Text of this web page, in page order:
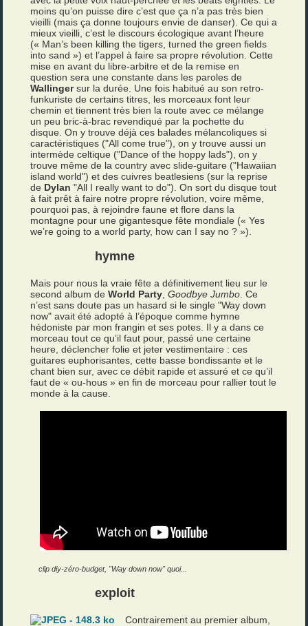
moins qu’on puisse dire c’est que ça n’a pas très bien
vieilli (mais ça donne toujours envie de danser). Ce qui a
mieux vieilli, c’est le discours écologique avant l’heure
(« Man’s been killing the tigers, turned the green fields
into sand ») et l’appel à faire sa propre révolution. Cette
mise en avant du libre-arbitre et de la remise en
question sera une constante dans les paroles de
Wallingersur la durée. Une fois habitué au son retro-
funkuriste de certains titres, les morceaux font leur
chemin et tiennent très bien la route avec ce mélange
un peu bric-à-brac revendiqué par la pochette du
disque. On y trouve déjà ces balades mélancoliques si
caractéristiques ("All come true"), on y trouve aussi un
intermède celtique ("Dance of the hoppy lads"), on y
trouve même de la country avec slide-guitare ("Hawaiian
island world") et des cuivres beatlesiens (sur la reprise
de Dylan "All I really want to do"). On sort du disque tout
à fait prêt à faire notre propre révolution, voire même,
pourquoi pas, à rejoindre faune et flore dans la
montagne pour une gigantesque fête mondiale (« Yes
we’re going to a world party, how can I say no ? »).
hymne
Mais pour nous la vraie fête a définitivement lieu sur le
second album deWorld Party ,Goodbye Jumbo . Ce
n’est sans doute pas un hasard si le single "Way down
now" avait été adopté à l’époque comme hymne
hédoniste par mon frangin et ses potes. Il y a dans ce
morceau tout ce qu’il faut pour, passé une certaine
heure, déclencher folie et jeter vestimentaire : ces
guitares euphorisantes, cette basse bondissante et le
chant bien sur, avec ce débit rapide et assuré et ce qu’il
faut de « ou-hous » en fin de morceau pour rallier tout le
monde à la cause.
clip diy-zéro-budget, "Way down now" quoi...
exploit
Contrairement au premier album,